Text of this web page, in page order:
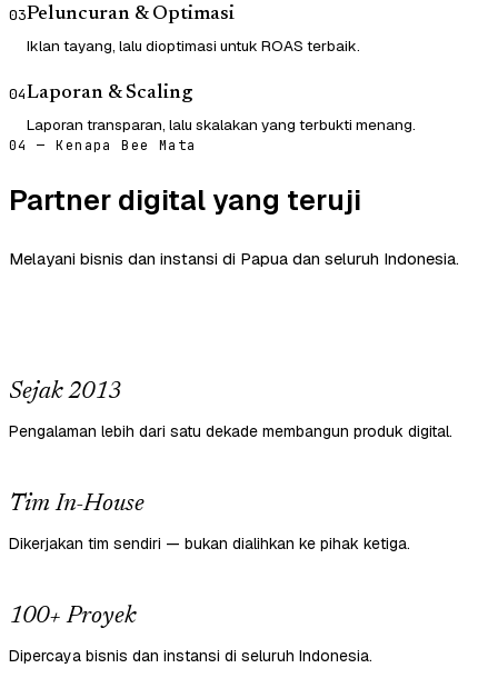
03Peluncuran & Optimasi
Iklan tayang, lalu dioptimasi untuk ROAS terbaik.
04Laporan & Scaling
Laporan transparan, lalu skalakan yang terbukti menang.
04 — Kenapa Bee Mata
Partner digital yang teruji
Melayani bisnis dan instansi di Papua dan seluruh Indonesia.
Sejak 2013
Pengalaman lebih dari satu dekade membangun produk digital.
Tim In-House
Dikerjakan tim sendiri — bukan dialihkan ke pihak ketiga.
100+ Proyek
Dipercaya bisnis dan instansi di seluruh Indonesia.